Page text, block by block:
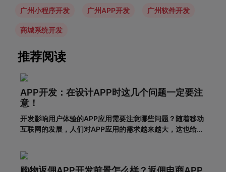
广州小程序开发 广州APP开发 广州软件开发
商城系统开发
推荐阅读
APP开发：在设计APP时这几个问题一定要注
意！
开发影响用户体验的APP应用需要注意哪些问题？随着移动
互联网的发展，人们对APP应用的需求越来越大，这也给企
望从中获得更多的发展机会。当然，并不仅仅是开发APP应
用就能达到目的。前提一定是保证APP应用的优秀用户体